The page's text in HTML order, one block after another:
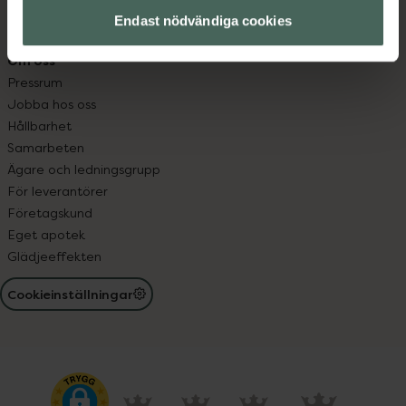
Endast nödvändiga cookies
Elektroniskt expertstöd, EES
Om oss
Pressrum
Jobba hos oss
Hållbarhet
Samarbeten
Ägare och ledningsgrupp
För leverantörer
Företagskund
Eget apotek
Glädjeeffekten
Cookieinställningar